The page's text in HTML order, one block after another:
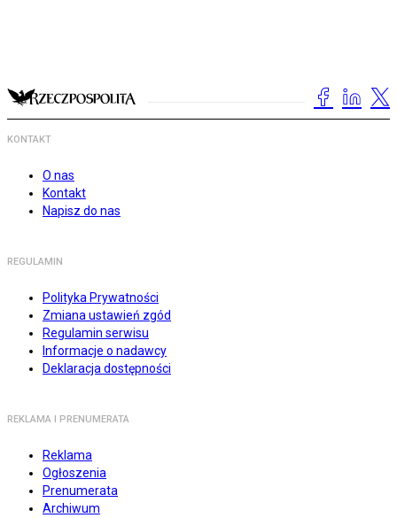
KONTAKT
O nas
Kontakt
Napisz do nas
REGULAMIN
Polityka Prywatności
Zmiana ustawień zgód
Regulamin serwisu
Informacje o nadawcy
Deklaracja dostępności
REKLAMA I PRENUMERATA
Reklama
Ogłoszenia
Prenumerata
Archiwum